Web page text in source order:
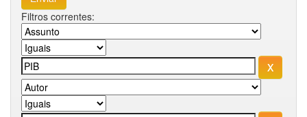
Filtros correntes: